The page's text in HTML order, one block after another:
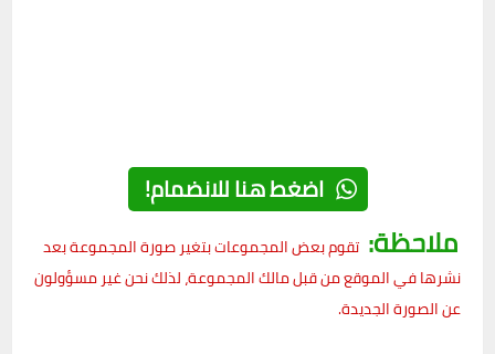
اضغط هنا للانضمام!
ملاحظة: تقوم بعض المجموعات بتغير صورة المجموعة بعد
نشرها في الموقع من قبل مالك المجموعة، لذلك نحن غير مسؤولون
عن الصورة الجديدة.